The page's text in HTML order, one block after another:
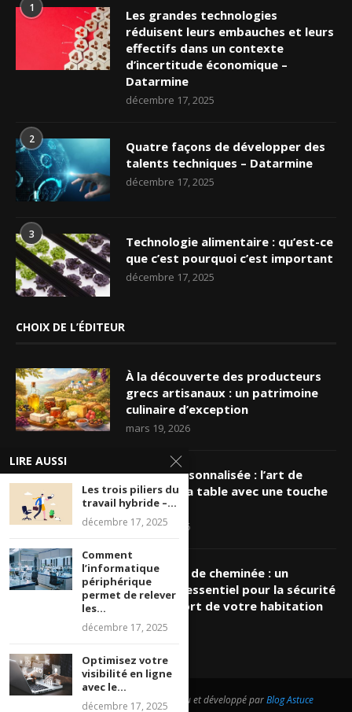
1
Les grandes technologies
réduisent leurs embauches et leurs
effectifs dans un contexte
d’incertitude économique –
Datarmine
décembre 17, 2025
2
Quatre façons de développer des
talents techniques – Datarmine
décembre 17, 2025
3
Technologie alimentaire : qu’est-ce
que c’est pourquoi c’est important
décembre 17, 2025
CHOIX DE L’ÉDITEUR
À la découverte des producteurs
grecs artisanaux : un patrimoine
culinaire d’exception
mars 19, 2026
Nappe personnalisée : l’art de
sublimer sa table avec une touche
unique
mars 16, 2026
Ramonage de cheminée : un
entretien essentiel pour la sécurité
et le confort de votre habitation
mars 8, 2026
@2026 - Tous droits réservés. Conçu et développé parBlog Astuce
LIRE AUSSI
Les trois piliers du
travail hybride –...
décembre 17, 2025
Comment
l’informatique
périphérique
permet de relever
les...
décembre 17, 2025
Optimisez votre
visibilité en ligne
avec le...
décembre 17, 2025